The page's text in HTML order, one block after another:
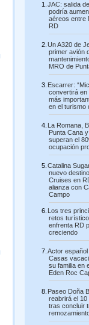
JAC: salida
podría
aéreos entre
RD
Un A320 de
primer avión
MRO de
Escarrer:
convertirá en
más
en el turismo
La Romana,
Punta Cana
superan el
ocupación
Catalina
nuevo
Cruises en
alianza con
Campo
Los tres
retos
enfrenta RD
creciendo
Actor español
Casas
su familia en
Eden Roc
Paseo Doña
reabrirá el 10
tras concluir